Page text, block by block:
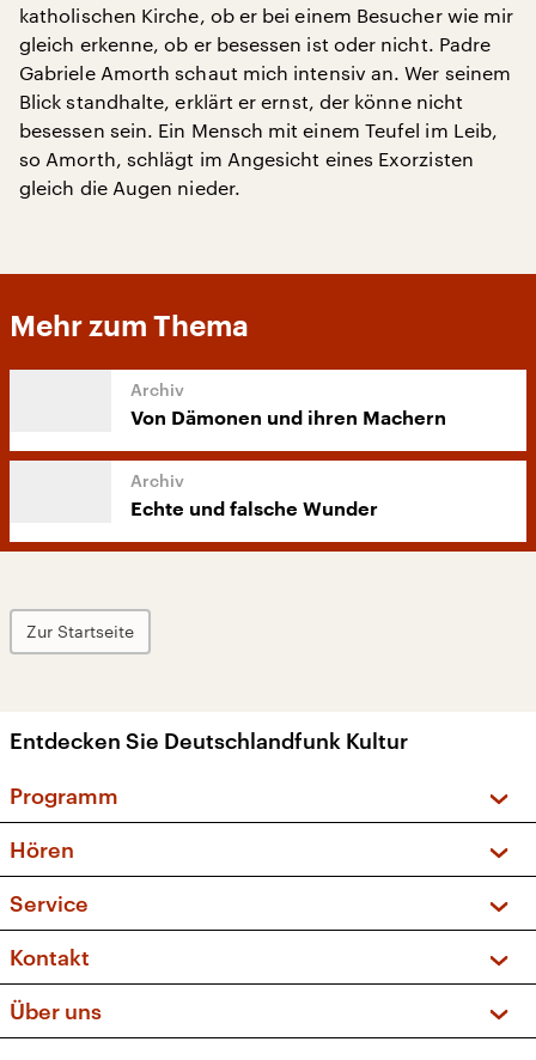
katholischen Kirche, ob er bei einem Besucher wie mir
gleich erkenne, ob er besessen ist oder nicht. Padre
Gabriele Amorth schaut mich intensiv an. Wer seinem
Blick standhalte, erklärt er ernst, der könne nicht
besessen sein. Ein Mensch mit einem Teufel im Leib,
so Amorth, schlägt im Angesicht eines Exorzisten
gleich die Augen nieder.
Mehr zum Thema
Von Dämonen und ihren Machern
Echte und falsche Wunder
Zur Startseite
Entdecken Sie Deutschlandfunk Kultur
Programm
Sendungen und Podcasts
Musikliste
Kakadu – Das Kinderprogramm
Hören
Frequenzen (UKW + DAB+)
Service
FAQ
Apps
Newsletter
Kontakt
Social Media
Über uns